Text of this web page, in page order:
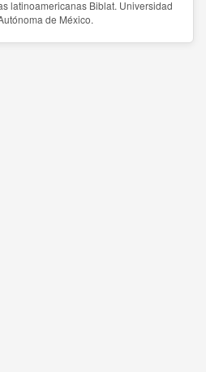
latinoamericanas Biblat. Universidad
de México.